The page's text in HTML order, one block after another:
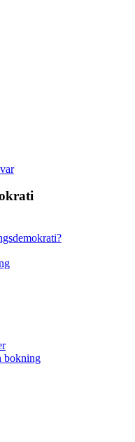
bokning